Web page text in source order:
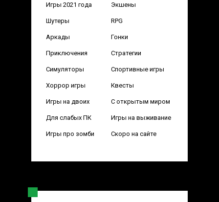
Игры 2021 года Экшены
Шутеры RPG
Аркады Гонки
Приключения Стратегии
Симуляторы Спортивные игры
Хоррор игры Квесты
Игры на двоих С открытым миром
Для слабых ПК Игры на выживание
Игры про зомби Скоро на сайте